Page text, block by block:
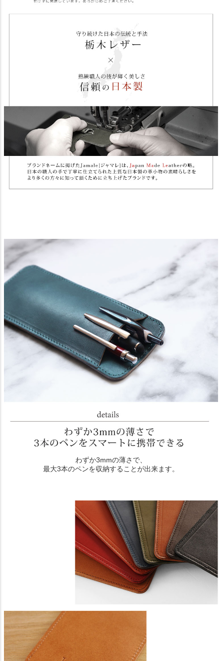
わずか3mmの薄さで、
最大3本のペンを収納することが出来ます。